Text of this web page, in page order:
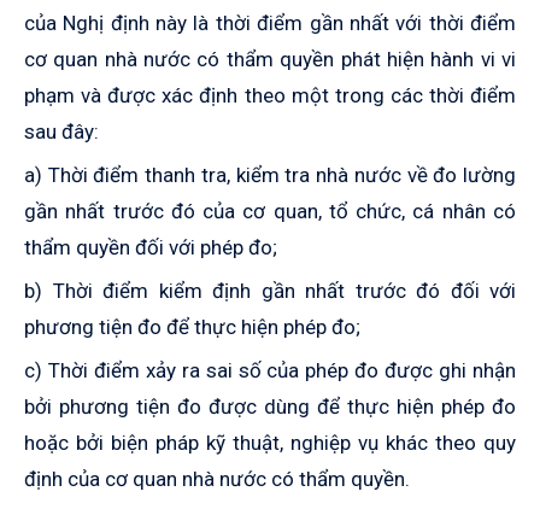
của Nghị định này là thời điểm gần nhất với thời điểm
cơ quan nhà nước có thẩm quyền phát hiện hành vi vi
phạmvàđược xác định theo mộttrong cácthời điểm
sau đây:
a) Thời điểm thanh tra, kiểm tra nhà nước về đo lường
gần nhất trước đó của cơ quan, tổ chức, cá nhân có
thẩm quyền đối với phép đo;
b) Thời điểm kiểm định gần nhất trước đó đối với
phương tiện đo để thực hiện phép đo;
c) Thời điểm xảy ra sai số của phép đo được ghi nhận
bởi phương tiện đo được dùng để thực hiện phép đo
hoặc bởi biện pháp kỹ thuật, nghiệp vụ khác theo quy
định của cơ quan nhà nước có thẩm quyền.